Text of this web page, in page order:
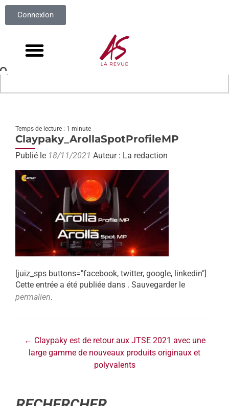
Connexion
Temps de lecture : 1 minute
Claypaky_ArollaSpotProfileMP
Publié le 18/11/2021 Auteur : La redaction
[juiz_sps buttons="facebook, twitter, google, linkedin"]
Cette entrée a été publiée dans . Sauvegarder le
permalien.
← Claypaky est de retour aux JTSE 2021 avec une
large gamme de nouveaux produits originaux et
polyvalents